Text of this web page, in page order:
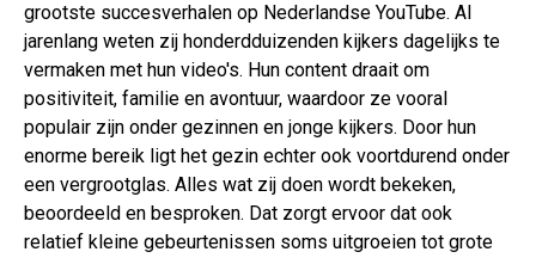
grootste succesverhalen op Nederlandse YouTube. Al
jarenlang weten zij honderdduizenden kijkers dagelijks te
vermaken met hun video's. Hun content draait om
positiviteit, familie en avontuur, waardoor ze vooral
populair zijn onder gezinnen en jonge kijkers. Door hun
enorme bereik ligt het gezin echter ook voortdurend onder
een vergrootglas. Alles wat zij doen wordt bekeken,
beoordeeld en besproken. Dat zorgt ervoor dat ook
relatief kleine gebeurtenissen soms uitgroeien tot grote